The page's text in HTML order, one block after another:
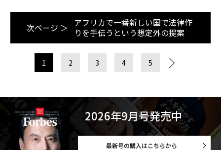
次ページ ＞
アフリカで一番新しい国で法律作
りを手伝うという想定外の提案
1 2 3 4 5
2026年9月号発売中
最新号の購入はこちらから